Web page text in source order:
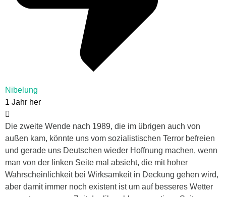
Nibelung
1 Jahr her
Die zweite Wende nach 1989, die im übrigen auch von
außen kam, könnte uns vom sozialistischen Terror befreien
und gerade uns Deutschen wieder Hoffnung machen, wenn
man von der linken Seite mal absieht, die mit hoher
Wahrscheinlichkeit bei Wirksamkeit in Deckung gehen wird,
aber damit immer noch existent ist um auf besseres Wetter